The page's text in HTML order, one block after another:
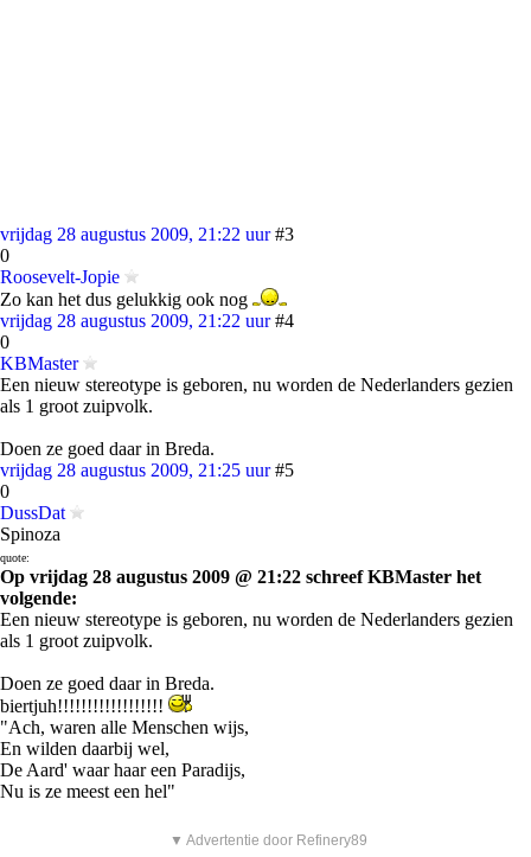
vrijdag 28 augustus 2009, 21:22 uur #3
0
Roosevelt-Jopie
Zo kan het dus gelukkig ook nog
vrijdag 28 augustus 2009, 21:22 uur #4
0
KBMaster
Een nieuw stereotype is geboren, nu worden de Nederlanders gezien
als 1 groot zuipvolk.
Doen ze goed daar in Breda.
vrijdag 28 augustus 2009, 21:25 uur #5
0
DussDat
Spinoza
quote:
Op vrijdag 28 augustus 2009 @ 21:22 schreef KBMaster het
volgende:
Een nieuw stereotype is geboren, nu worden de Nederlanders gezien
als 1 groot zuipvolk.
Doen ze goed daar in Breda.
biertjuh!!!!!!!!!!!!!!!!!!
"Ach, waren alle Menschen wijs,
En wilden daarbij wel,
De Aard' waar haar een Paradijs,
Nu is ze meest een hel"
▼ Advertentie door Refinery89